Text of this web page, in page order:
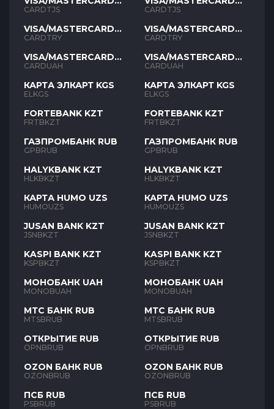
TJS
CARDTJS
VISA/MASTERCARD
TYR
CARDTRY
VISA/MASTERCARD
UAH
CARDUAH
КАРТА ЭЛКАРТ KGS
ELKGS
FORTEBANK KZT
FRTBKZT
ГАЗПРОМБАНК RUB
GPBRUB
HALYKBANK KZT
HLKBKZT
КАРТА HUMO UZS
HUMOUZS
JUSAN BANK KZT
JSNBKZT
KASPI BANK KZT
KSPBKZT
МОНОБАНК UAH
MONOBUAH
МТС БАНК RUB
MTSBRUB
ОТКРЫТИЕ RUB
OPNBRUB
OZON БАНК RUB
OZONBRUB
ПСБ RUB
PSBRUB
TJS
CARDTJS
VISA/MASTERCARD
TYR
CARDTRY
VISA/MASTERCARD
UAH
CARDUAH
КАРТА ЭЛКАРТ KGS
ELKGS
FORTEBANK KZT
FRTBKZT
ГАЗПРОМБАНК RUB
GPBRUB
HALYKBANK KZT
HLKBKZT
КАРТА HUMO UZS
HUMOUZS
JUSAN BANK KZT
JSNBKZT
KASPI BANK KZT
KSPBKZT
МОНОБАНК UAH
MONOBUAH
МТС БАНК RUB
MTSBRUB
ОТКРЫТИЕ RUB
OPNBRUB
OZON БАНК RUB
OZONBRUB
ПСБ RUB
PSBRUB